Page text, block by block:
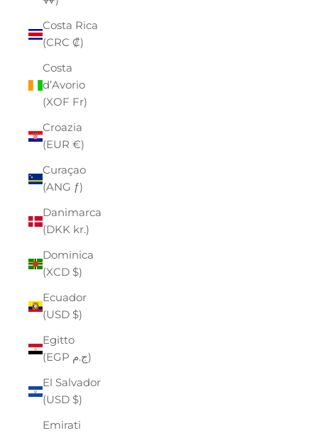
Costa Rica
(CRC ₡)
Costa
d’Avorio
(XOF Fr)
Croazia
(EUR €)
Curaçao
(ANG ƒ)
Danimarca
(DKK kr.)
Dominica
(XCD $)
Ecuador
(USD $)
Egitto
(EGP ج.م)
El Salvador
(USD $)
Emirati